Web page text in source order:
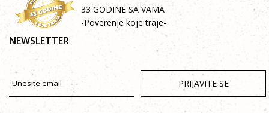
33 GODINE SA VAMA
-Poverenje koje traje-
NEWSLETTER
PRIJAVITE SE